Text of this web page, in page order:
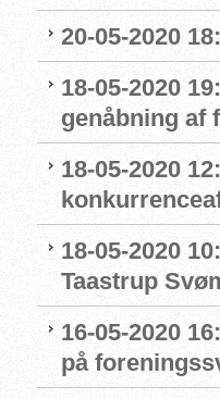
20-05-2020
18-05-2020
genåbning af
18-05-2020
18-05-2020
Taastrup
16-05-2020
på